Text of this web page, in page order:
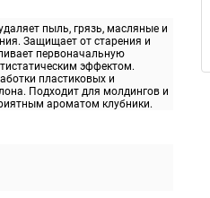
пыль, грязь, масляные и
Защищает от старения и
первоначальную
эффектом.
пластиковых и
Подходит для молдингов и
ароматом клубники.